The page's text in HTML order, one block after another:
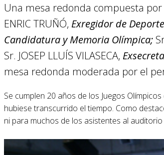
Una mesa redonda compuesta por
ENRIC TRUÑÓ, Exregidor de
Candidatura y Memoria Olímpica;
Sr. JOSEP LLUÍS VILASECA,
mesa redonda moderada por el
Se cumplen 20 años de los Juegos
hubiese transcurrido el tiempo. Como
ni para muchos de los asistentes al